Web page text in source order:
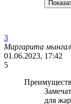
3
Маргарита
01.06.2023, 17:42
5
для